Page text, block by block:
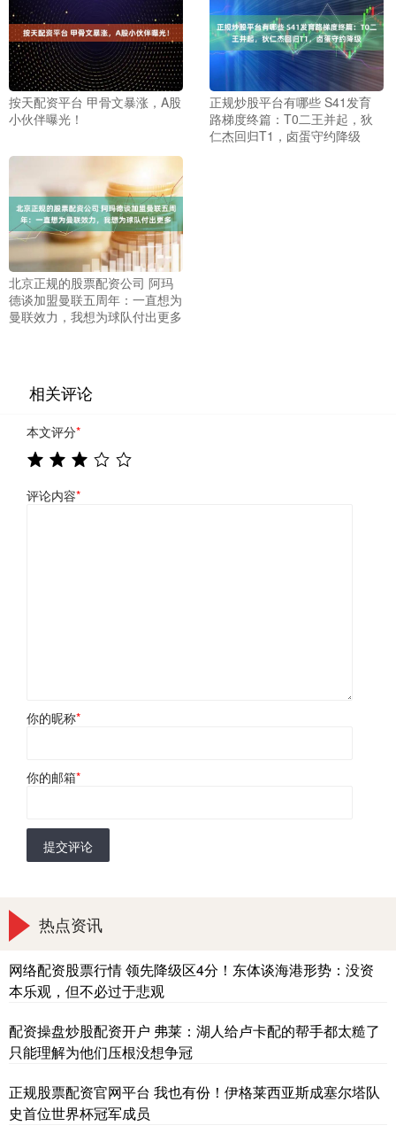
按天配资平台 甲骨文暴涨，A股
小伙伴曝光！
正规炒股平台有哪些 S41发育
路梯度终篇：T0二王并起，狄
仁杰回归T1，卤蛋守约降级
北京正规的股票配资公司 阿玛
德谈加盟曼联五周年：一直想为
曼联效力，我想为球队付出更多
相关评论
本文评分*
评论内容*
你的昵称*
你的邮箱*
提交评论
热点资讯
网络配资股票行情 领先降级区4分！东体谈海港形势：没资
本乐观，但不必过于悲观
配资操盘炒股配资开户 弗莱：湖人给卢卡配的帮手都太糙了
只能理解为他们压根没想争冠
正规股票配资官网平台 我也有份！伊格莱西亚斯成塞尔塔队
史首位世界杯冠军成员